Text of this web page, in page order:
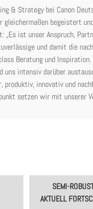
& Strategy bei Canon
gleichermaßen begeistert
ist unser Anspruch,
und damit die
Beratung und
uns intensiv darüber
produktiv, innovativ und
setzen wir mit unserer
SEMI-
AKTUELL